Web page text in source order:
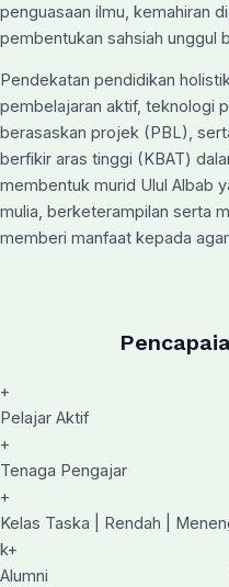
penguasaan ilmu, kemahiran
pembentukan sahsiah unggul
Pendekatan pendidikan
pembelajaran aktif, teknologi
berasaskan projek (PBL),
berfikir aras tinggi (KBAT)
membentuk murid Ulul Albab
mulia, berketerampilan serta
memberi manfaat kepada
+
Pelajar Aktif
+
Tenaga Pengajar
+
Kelas Taska | Rendah |
k+
Alumni